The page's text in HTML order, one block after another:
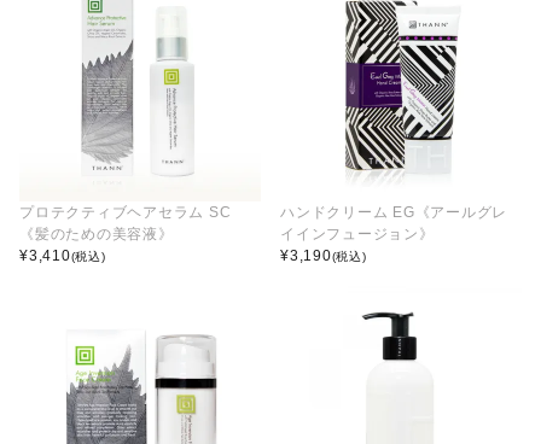
プロテクティブヘアセラム SC
《髪のための美容液》
¥3,410(税込)
ハンドクリーム EG《アールグレ
イインフュージョン》
¥3,190(税込)